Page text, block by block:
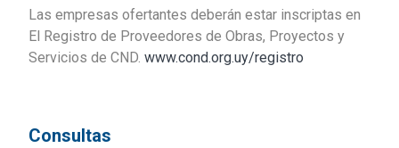
Las empresas ofertantes deberán estar inscriptas en
El Registro de Proveedores de Obras, Proyectos y
Servicios de CND. www.cond.org.uy/registro
Consultas